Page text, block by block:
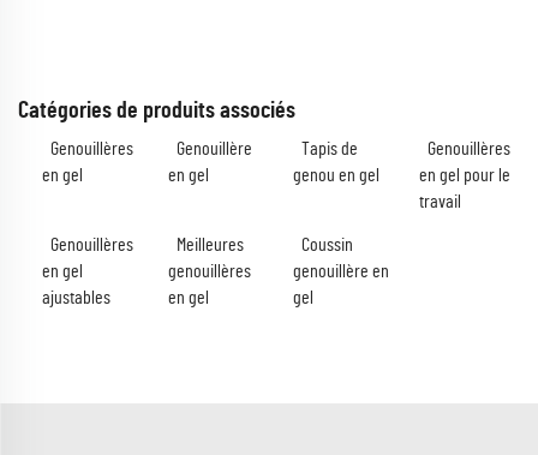
Catégories de produits associés
Genouillères
en gel
Genouillère
en gel
Tapis de
genou en gel
Genouillères
en gel pour le
travail
Genouillères
en gel
ajustables
Meilleures
genouillères
en gel
Coussin
genouillère en
gel